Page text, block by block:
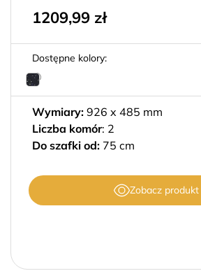
1209,99 zł
Dostępne kolory:
Wymiary: 926 x 485 mm
Liczba komór: 2
Do szafki od: 75 cm
Zobacz produkt